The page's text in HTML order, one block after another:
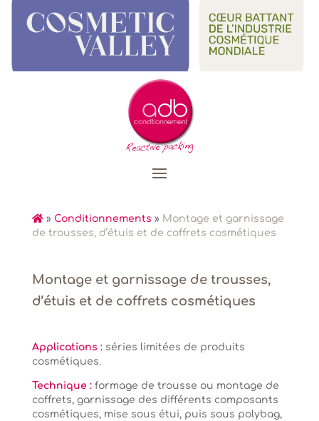
» Conditionnements » Montage et garnissage
de trousses, d’étuis et de coffrets cosmétiques
Montage et garnissage de trousses,
d’étuis et de coffrets cosmétiques
Applications :séries limitées de produits
cosmétiques.
Technique :formage de trousse ou montage de
coffrets, garnissage des différents composants
cosmétiques, mise sous étui, puis sous polybag,